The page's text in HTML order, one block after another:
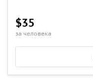
$35
за человека